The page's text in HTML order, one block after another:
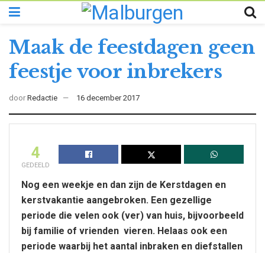
Maak de feestdagen geen
feestje voor inbrekers
door Redactie 16 december 2017
4
GEDEELD
Nog een weekje en dan zijn de Kerstdagen en
kerstvakantie aangebroken. Een gezellige
periode die velen ook (ver) van huis, bijvoorbeeld
bij familie of vrienden vieren. Helaas ook een
periode waarbij het aantal inbraken en diefstallen